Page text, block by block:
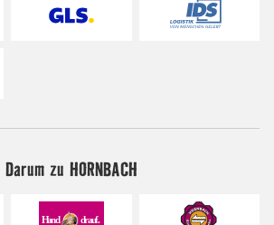
Darum zu HORNBACH